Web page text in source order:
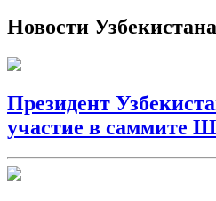
Новости Узбекистана
Президент
участие в саммите